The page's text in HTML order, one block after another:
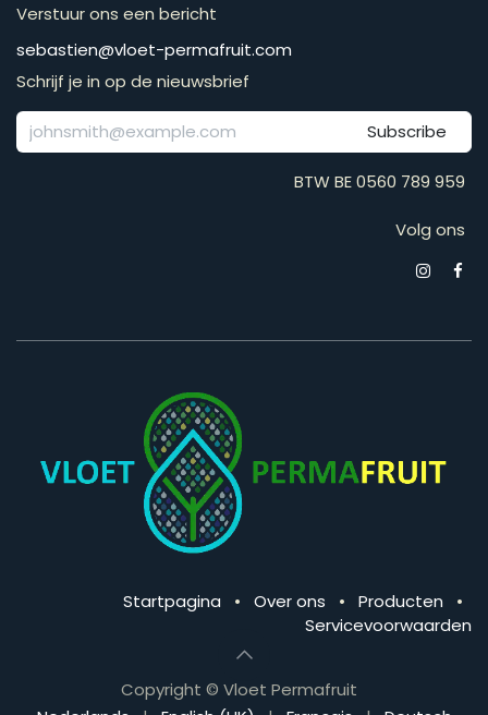
Verstuur ons een bericht
​​​​​​​​​​​​​​​​​​​​​​​​​​​​s​e​b​a​s​t​i​e​n​@​v​l​o​e​t​-​p​e​r​m​a​f​r​u​it​.​c​o​m
Schrijf je in op de nieuwsbrief
Subscribe
BTW BE 0560 789 959
Volg ons
Startpagina • Over ons • Producten
•
Servicevoorwaarden
Copyright © Vloet Permafruit